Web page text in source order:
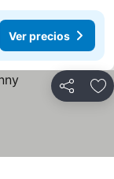
Ver precios
Compartir